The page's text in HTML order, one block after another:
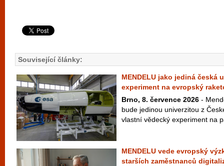
Související články:
MENDELU jako jediná česká
experiment na evropský
Brno, 8. července 2026 -
bude jedinou univerzitou z
vlastní vědecký experiment na
MENDELU vede evropský
starších zaměstnanců